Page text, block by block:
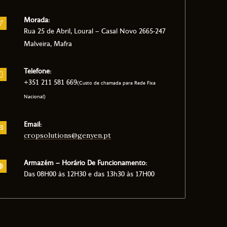
Morada:
Rua 25 de Abril, Loural – Casal Novo 2665-247
Malveira, Mafra
Telefone:
+351 211 581 669(Custo de chamada para Rede Fixa
Nacional)
Email:
cropsolutions@genyen.pt
Armazém – Horário De Funcionamento:
Das 08H00 às 12H30 e das 13h30 às 17H00